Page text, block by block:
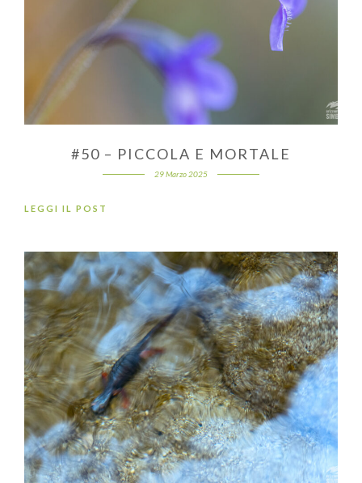
#50 – PICCOLA E MORTALE
29 Marzo 2025
LEGGI IL POST